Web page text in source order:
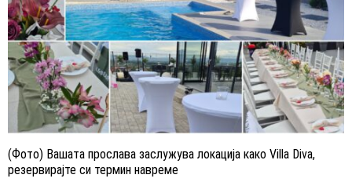
(Фото) Вашата прослава заслужува локација како Villa Diva,
резервирајте си термин навреме